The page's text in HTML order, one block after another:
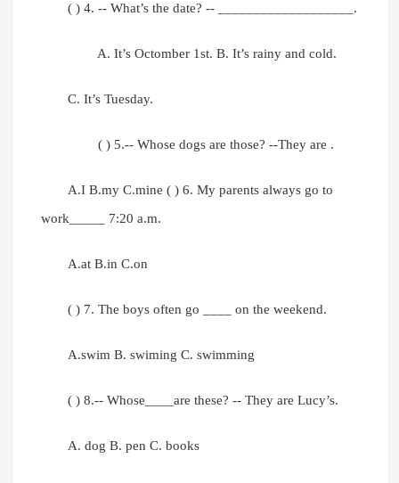
( ) 4. -- What’s the date? -- ___________________.
A. It’s Octomber 1st. B. It’s rainy and cold.
C. It’s Tuesday.
( ) 5.-- Whose dogs are those? --They are .
A.I B.my C.mine ( ) 6. My parents always go to
work_____ 7:20 a.m.
A.at B.in C.on
( ) 7. The boys often go ____ on the weekend.
A.swim B. swiming C. swimming
( ) 8.-- Whose____are these? -- They are Lucy’s.
A. dog B. pen C. books